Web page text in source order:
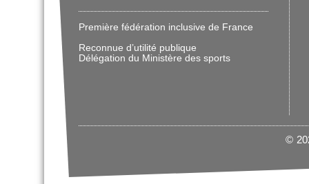
Première fédération inclusive de France
Reconnue d’utilité publique
Délégation du Ministère des sports
©